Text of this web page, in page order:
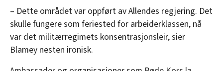
– Dette området var oppført av Allendes regjering. Det
skulle fungere som feriested for arbeiderklassen, nå
var det militærregimets konsentrasjonsleir, sier
Blamey nesten ironisk.